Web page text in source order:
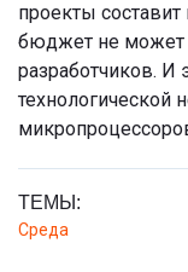
проекты
бюджет не может
разработчиков. И
технологической
ТЕМЫ:
Среда